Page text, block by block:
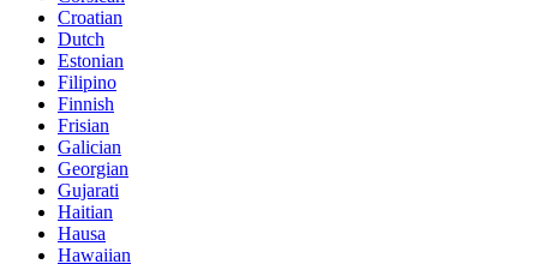
Croatian
Dutch
Estonian
Filipino
Finnish
Frisian
Galician
Georgian
Gujarati
Haitian
Hausa
Hawaiian